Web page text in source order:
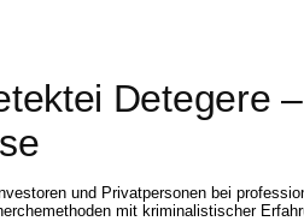
Detegere
und Privatpersonen bei
mit kriminalistischer